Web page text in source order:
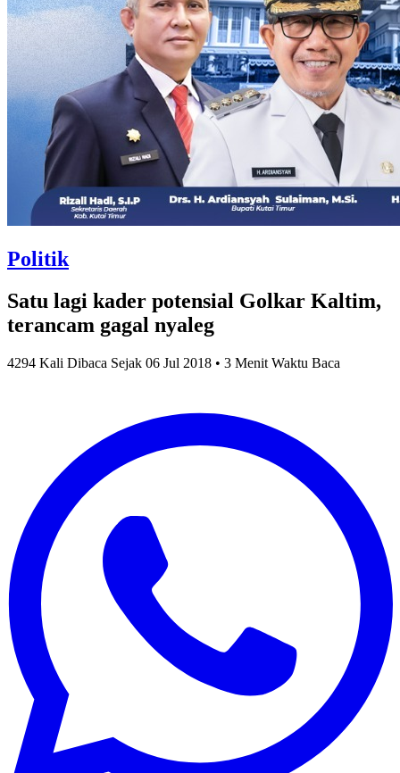
Politik
Satu lagi kader potensial Golkar Kaltim,
terancam gagal nyaleg
4294 Kali Dibaca Sejak 06 Jul 2018 • 3 Menit Waktu Baca